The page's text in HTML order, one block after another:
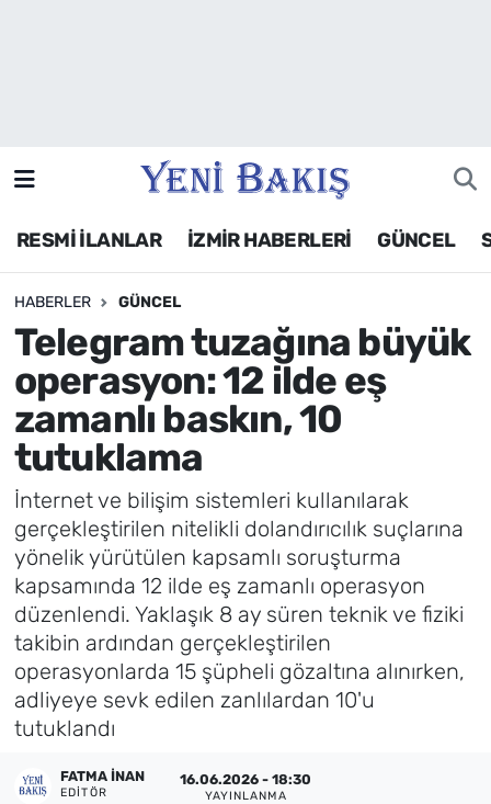
RESMİ İLANLAR İZMİR HABERLERİ GÜNCEL
HABERLER GÜNCEL
Telegram tuzağına büyük
operasyon: 12 ilde eş
zamanlı baskın, 10
tutuklama
İnternet ve bilişim sistemleri kullanılarak
gerçekleştirilen nitelikli dolandırıcılık suçlarına
yönelik yürütülen kapsamlı soruşturma
kapsamında 12 ilde eş zamanlı operasyon
düzenlendi. Yaklaşık 8 ay süren teknik ve fiziki
takibin ardından gerçekleştirilen
operasyonlarda 15 şüpheli gözaltına alınırken,
adliyeye sevk edilen zanlılardan 10'u
tutuklandı
FATMA İNAN
EDITÖR
16.06.2026 - 18:30
YAYINLANMA
Siyaset
Asayiş / Polis-Adliye
Spor
Magazin
Foto Galeri
Künye
İletişim